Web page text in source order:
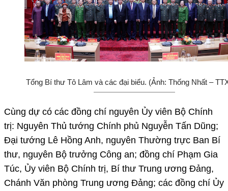
Tổng Bí thư Tô Lâm và các đại biểu. (Ảnh: Thống Nhất –
Cùng dự có các đồng chí nguyên Ủy viên Bộ Chính
trị: Nguyên Thủ tướng Chính phủ Nguyễn Tấn Dũng;
Đại tướng Lê Hồng Anh, nguyên Thường trực Ban Bí
thư, nguyên Bộ trưởng Công an; đồng chí Phạm Gia
Túc, Ủy viên Bộ Chính trị, Bí thư Trung ương Đảng,
Chánh Văn phòng Trung ương Đảng; các đồng chí Ủy